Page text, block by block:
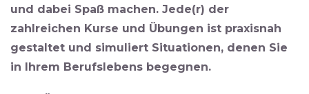
und dabei Spaß machen. Jede(r) der
zahlreichen Kurse und Übungen ist praxisnah
gestaltet und simuliert Situationen, denen Sie
in Ihrem Berufslebens begegnen.